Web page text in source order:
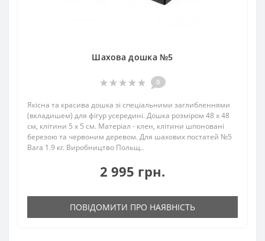
Шахова дошка №5
0
Якісна та красива дошка зі спеціальними заглибленнями
(вкладишем) для фігур усередині. Дошка розміром 48 х 48
см, клітини 5 x 5 см. Матеріал - клен, клітини шпоновані
березою та червоним деревом. Для шахових постатей №5
Вага 1.9 кг. Виробництво Польщ..
2 995 грн.
ПОВІДОМИТИ ПРО НАЯВНІСТЬ